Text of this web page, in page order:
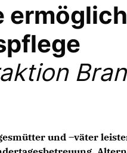
und –väter